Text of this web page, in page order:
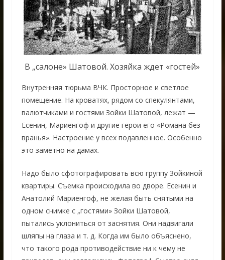
В „салоне» Шатовой. Хозяйка ждет «гостей»
Внутренняя тюрьма ВЧК. Просторное и светлое
помещение. На кроватях, рядом со спекулянтами,
валютчиками и гостями Зойки Шатовой, лежат —
Есенин, Мариенгоф и другие герои его «Романа без
вранья». Настроение у всех подавленное. Особенно
это заметно на дамах.
Надо было сфотографировать всю группу Зойкиной
квартиры. Съемка происходила во дворе. Есенин и
Анатолий Мариенгоф, не желая быть снятыми на
одном снимке с „гостями» Зойки Шатовой,
пытались уклониться от заснятия. Они надвигали
шляпы на глаза и т. д. Когда им было объяснено,
что такого рода противодействие ни к чему не